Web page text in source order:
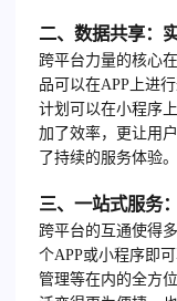
二、数据共享：
跨平台力量的核心
品可以在APP上进
计划可以在小程序
加了效率，更让用
了持续的服务体验。
三、一站式服务
跨平台的互通使得
个APP或小程序即
管理等在内的全方